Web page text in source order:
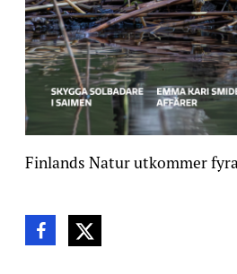
Finlands Natur utkommer
Dela denna sida
Dela på Facebook
Dela på Twitter